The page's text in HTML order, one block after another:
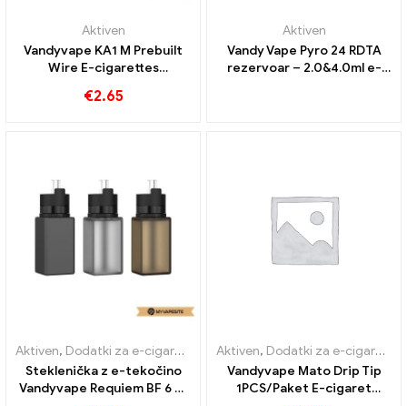
Aktiven
Vandyvape KA1 M Prebuilt
Wire E-cigarettes
€2.65
Aktiven
Vandy Vape Pyro 24 RDTA
rezervoar – 2.0&4.0ml e-
Aktiven, Dodatki za e-cigarete
Steklenička z e-tekočino
Vandyvape Requiem BF 6 ml
Aktiven, Dodatki za e-cigarete
Vandyvape Mato Drip Tip
1PCS/Paket E-cigaret